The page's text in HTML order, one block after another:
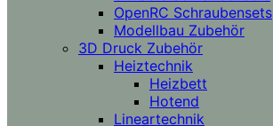
OpenRC Schraubensets
Modellbau Zubehör
3D Druck Zubehör
Heiztechnik
Heizbett
Hotend
Lineartechnik